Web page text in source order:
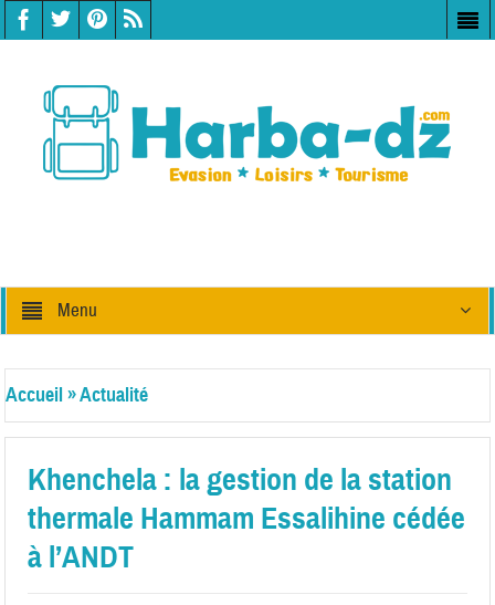
Menu
Accueil»Actualité
Khenchela : la gestion de la station
thermale Hammam Essalihine cédée
à l’ANDT